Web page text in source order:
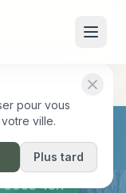
deux-Mers
SOUS 48H
pour vous
ville.
Plus tard